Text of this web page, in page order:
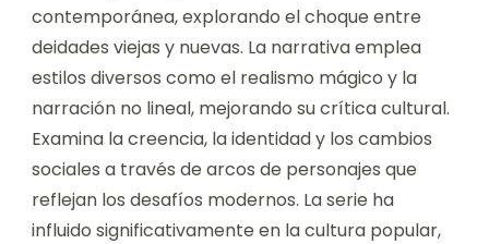
contemporánea, explorando el choque entre
deidades viejas y nuevas. La narrativa emplea
estilos diversos como el realismo mágico y la
narración no lineal, mejorando su crítica cultural.
Examina la creencia, la identidad y los cambios
sociales a través de arcos de personajes que
reflejan los desafíos modernos. La serie ha
influido significativamente en la cultura popular,